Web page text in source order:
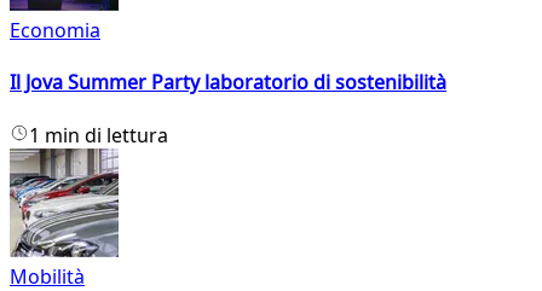
Economia
Il Jova Summer Party laboratorio di sostenibilità
1 min di lettura
Mobilità